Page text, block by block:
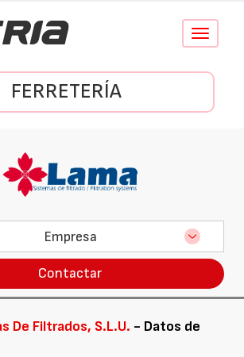
Conmutar
FERRETERÍA
Empresa
Contactar
De Filtrados, S.L.U. - Datos de